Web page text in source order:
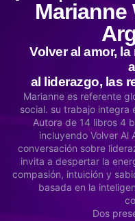
Marianne
Volver al amor,
al liderazgo, las
Marianne es referente
social. su trabajo
Autora de 14 libros 4
incluyendo Volver Al
conversación sobre
invita a despertar la
compasión, intuición y
basada en la
Dos